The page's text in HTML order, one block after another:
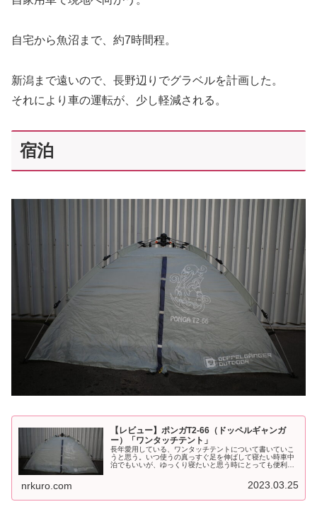
自宅から魚沼まで、約7時間程。
新潟まで遠いので、長野辺りでグラベルを計画した。
それにより車の運転が、少し軽減される。
宿泊
【レビュー】ポンガT2-66（ドッペルギャンガ
ー）「ワンタッチテント」
長年愛用している、ワンタッチテントについて書いていこ
うと思う。いつ使うの真っすぐ足を伸ばして寝たい時車中
泊でもいいが、ゆっくり寝たいと思う時にとっても便利。
nrkuro.com 2023.03.25